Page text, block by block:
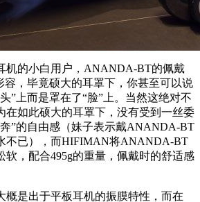
机的小白用户，ANANDA-BT的佩戴
容，毕竟硕大的耳罩下，你甚至可以说
”上而是罩在了“脸”上。当然这绝对不
在如此硕大的耳罩下，没有受到一丝委
”的自由感（妹子表示戴ANANDA-BT
不已），而HIFIMAN将ANANDA-BT
软，配合495g的重量，佩戴时的舒适感
概是出于平板耳机的振膜特性，而在